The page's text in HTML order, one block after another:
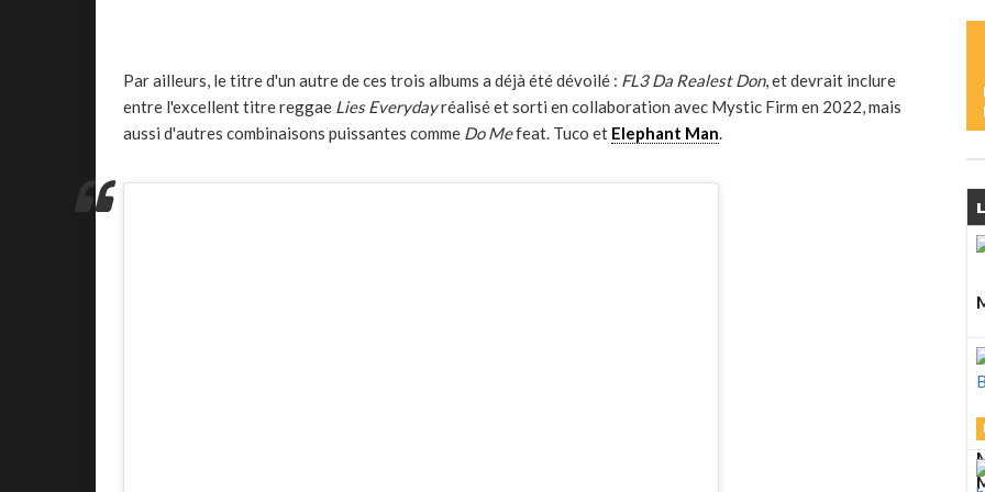
Par ailleurs, le titre d'un autre de ces trois albums a déjà été dévoilé : FL3 Da Realest Don, et devrait inclure
entre l'excellent titre reggae Lies Everydayréalisé et sorti en collaboration avec Mystic Firm en 2022, mais
aussi d'autres combinaisons puissantes comme Do Mefeat. Tuco et Elephant Man.